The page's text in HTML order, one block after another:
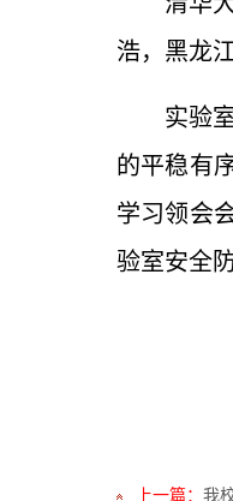
浩，黑龙
实验
的平稳有
学习领会
验室安全
上一篇： 我